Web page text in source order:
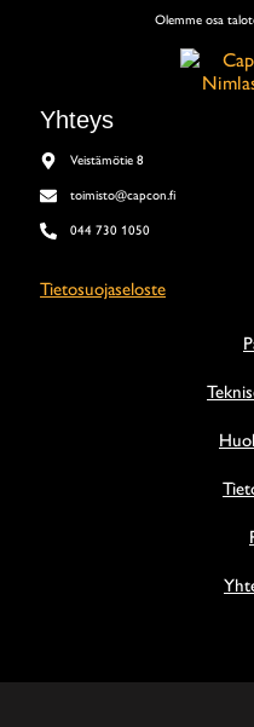
Olemme osa
Yhteys
Veistämötie 8
toimisto@capcon.fi
044 730 1050
Tietosuojaseloste